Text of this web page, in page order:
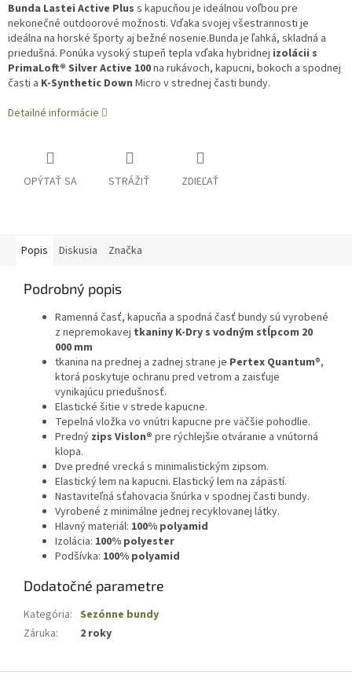
Bunda Lastei Active Plus s kapucňou je ideálnou voľbou pre
nekonečné outdoorové možnosti. Vďaka svojej všestrannosti je
ideálna na horské športy aj bežné nosenie.Bunda je ľahká, skladná a
priedušná. Ponúka vysoký stupeň tepla vďaka hybridnej izolácii s
PrimaLoft® Silver Active 100na rukávoch, kapucni, bokoch a spodnej
časti a K-Synthetic Down Micro v strednej časti bundy.
Detailné informácie
OPÝTAŤ SA STRÁŽIŤ ZDIEĽAŤ
Popis Diskusia Značka
Podrobný popis
Ramenná časť, kapucňa a spodná časť bundy sú vyrobené
z nepremokavej tkaniny K-Dry s vodným stĺpcom 20
000 mm
tkanina na prednej a zadnej strane je Pertex Quantum®,
ktorá poskytuje ochranu pred vetrom a zaisťuje
vynikajúcu priedušnosť.
Elastické šitie v strede kapucne.
Tepelná vložka vo vnútri kapucne pre väčšie pohodlie.
Predný zips Vislon® pre rýchlejšie otváranie a vnútorná
klopa.
Dve predné vrecká s minimalistickým zipsom.
Elastický lem na kapucni. Elastický lem na zápästí.
Nastaviteľná sťahovacia šnúrka v spodnej časti bundy.
Vyrobené z minimálne jednej recyklovanej látky.
Hlavný materiál: 100% polyamid
Izolácia: 100% polyester
Podšívka: 100% polyamid
Dodatočné parametre
Kategória: Sezónne bundy
Záruka: 2 roky